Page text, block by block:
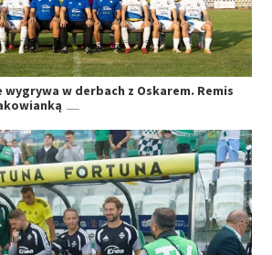
wygrywa w derbach z Oskarem. Remis